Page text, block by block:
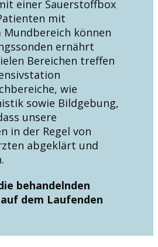
einer Sauerstoffbox
mit
können
ernährt
Bereichen treffen
wie
sowie Bildgebung,
unsere
in der Regel von
abgeklärt und
behandelnden
dem Laufenden